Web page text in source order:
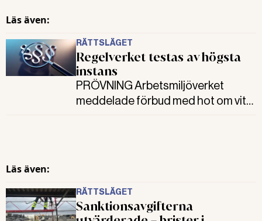
Läs även:
RÄTTSLÄGET
Regelverket testas av högsta
instans
PRÖVNING Arbetsmiljöverket
meddelade förbud med hot om vite
Arbetsmiljöverket. Nu ska det
prövas av högsta instans.
Läs även:
RÄTTSLÄGET
Sanktionsavgifterna